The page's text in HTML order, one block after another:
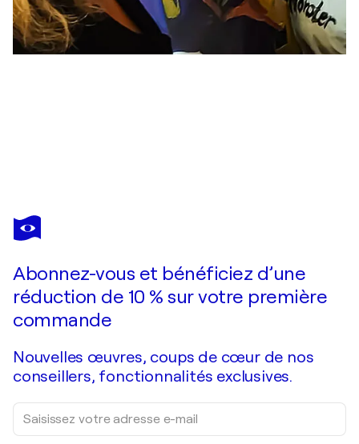
MARIA KIREEV
Coffee break
Abonnez-vous et bénéficiez d’une
réduction de 10 % sur votre première
commande
Nouvelles œuvres, coups de cœur de nos
conseillers, fonctionnalités exclusives.